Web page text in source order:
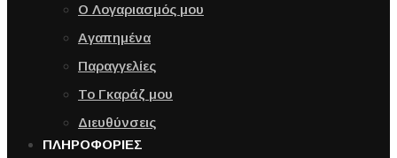
Ο Λογαριασμός μου
Αγαπημένα
Παραγγελίες
Το Γκαράζ μου
Διευθύνσεις
ΠΛΗΡΟΦΟΡΙΕΣ